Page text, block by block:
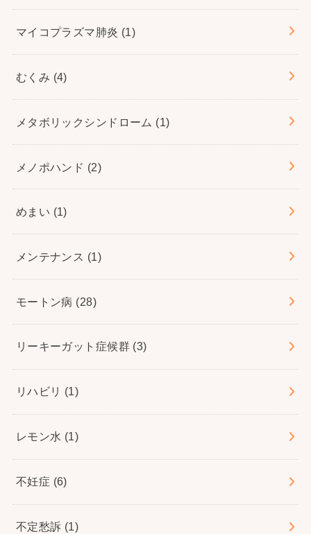
マイコプラズマ肺炎 (1)
むくみ (4)
メタボリックシンドローム (1)
メノポハンド (2)
めまい (1)
メンテナンス (1)
モートン病 (28)
リーキーガット症候群 (3)
リハビリ (1)
レモン水 (1)
不妊症 (6)
不定愁訴 (1)